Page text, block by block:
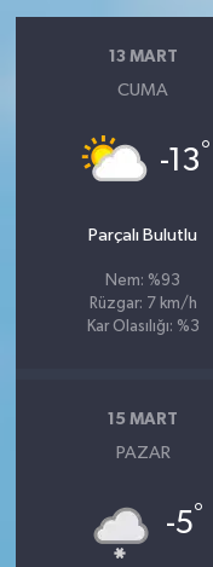
13 MART
CUMA
-13°
Parçalı Bulutlu
Nem: %93
Rüzgar: 7 km/h
Kar Olasılığı: %3
15 MART
PAZAR
-5°